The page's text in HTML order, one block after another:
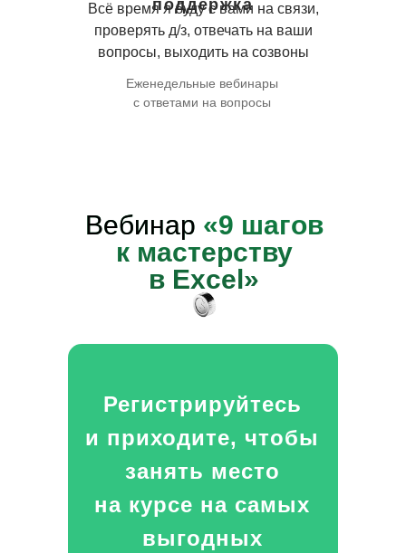
Всё время я буду с вами на связи,
проверять д/з, отвечать на ваши
вопросы, выходить на созвоны
поддержка
Еженедельные вебинары
с ответами на вопросы
Регистрируйтесь
и приходите, чтобы
занять место
на курсе на самых
выгодных
Вебинар «9 шагов
к мастерству
в Excel»